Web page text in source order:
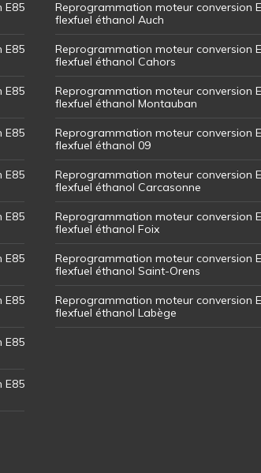
E85
E85
E85
E85
E85
E85
E85
E85
E85
E85
Reprogrammation moteur conversion
flexfuel éthanol Auch
Reprogrammation moteur conversion
flexfuel éthanol Cahors
Reprogrammation moteur conversion
flexfuel éthanol Montauban
Reprogrammation moteur conversion
flexfuel éthanol 09
Reprogrammation moteur conversion
flexfuel éthanol Carcasonne
Reprogrammation moteur conversion
flexfuel éthanol Foix
Reprogrammation moteur conversion
flexfuel éthanol Saint-Orens
Reprogrammation moteur conversion
flexfuel éthanol Labège